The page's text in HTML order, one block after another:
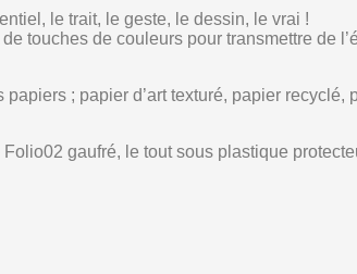
le trait, le geste, le dessin, le vrai !
touches de couleurs pour transmettre de
; papier d’art texturé, papier
gaufré, le tout sous plastique